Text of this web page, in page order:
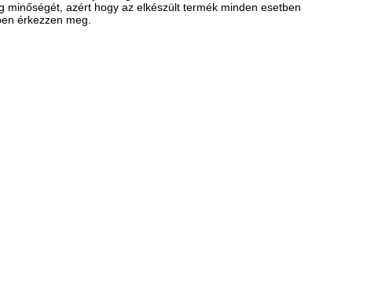
azért hogy az elkészült termék minden esetben
érkezzen meg.